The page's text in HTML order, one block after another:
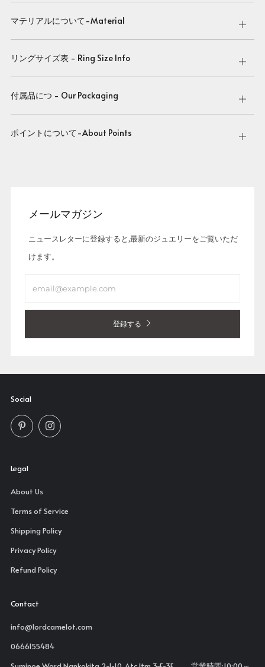
マテリアルについて-Material
Open
tab
リングサイズ表 - Ring Size Info
Open
tab
付属品につ - Our Packaging
Open
tab
ポイントについて-About Points
Open
メールマガジン
ニュースレターに登録すると,最新のジュエリーをご覧いただ
けます。
登録する
Social
PinterestInstagram
Legal
About Us
Terms of Service
Shipping Policy
Privacy Policy
Refund Policy
Contact
info@lordcamelot.com
0666155484